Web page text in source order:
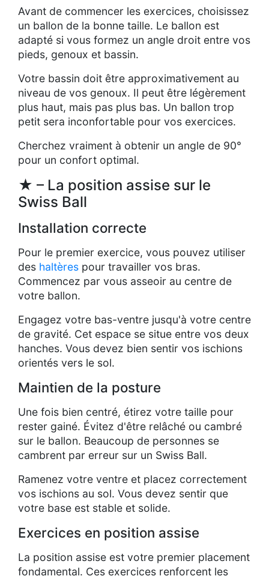
Avant de commencer les exercices, choisissez
un ballon de la bonne taille. Le ballon est
adapté si vous formez un angle droit entre vos
pieds, genoux et bassin.
Votre bassin doit être approximativement au
niveau de vos genoux. Il peut être légèrement
plus haut, mais pas plus bas. Un ballon trop
petit sera inconfortable pour vos exercices.
Cherchez vraiment à obtenir un angle de 90°
pour un confort optimal.
★ – La position assise sur le
Swiss Ball
Installation correcte
Pour le premier exercice, vous pouvez utiliser
des haltères pour travailler vos bras.
Commencez par vous asseoir au centre de
votre ballon.
Engagez votre bas-ventre jusqu'à votre centre
de gravité. Cet espace se situe entre vos deux
hanches. Vous devez bien sentir vos ischions
orientés vers le sol.
Maintien de la posture
Une fois bien centré, étirez votre taille pour
rester gainé. Évitez d'être relâché ou cambré
sur le ballon. Beaucoup de personnes se
cambrent par erreur sur un Swiss Ball.
Ramenez votre ventre et placez correctement
vos ischions au sol. Vous devez sentir que
votre base est stable et solide.
Exercices en position assise
La position assise est votre premier placement
fondamental. Ces exercices renforcent les